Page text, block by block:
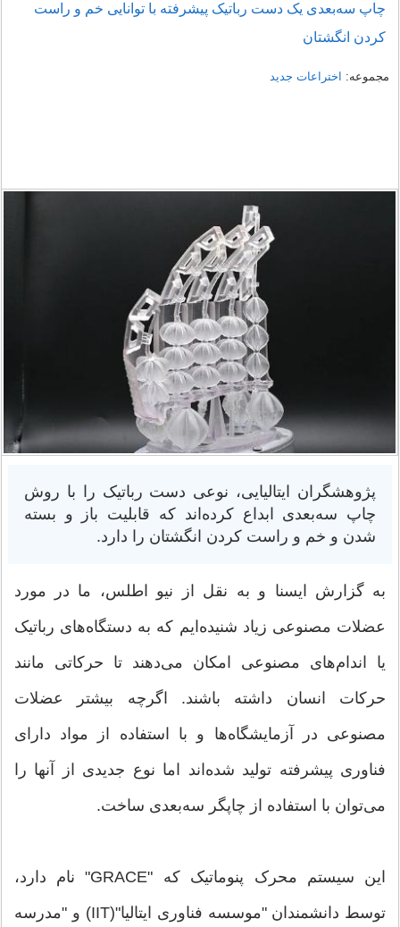
چاپ سه‌بعدی یک دست رباتیک پیشرفته با توانایی خم و راست
کردن انگشتان
مجموعه: اختراعات جدید
پژوهشگران ایتالیایی، نوعی دست رباتیک را با روش
چاپ سه‌بعدی ابداع کرده‌اند که قابلیت باز و بسته
شدن و خم و راست کردن انگشتان را دارد.
به گزارش ایسنا و به نقل از نیو اطلس، ما در مورد
عضلات مصنوعی زیاد شنیده‌ایم که به دستگاه‌های رباتیک
یا اندام‌های مصنوعی امکان می‌دهند تا حرکاتی ‌مانند
حرکات انسان داشته باشند. اگرچه بیشتر عضلات
مصنوعی در آزمایشگاه‌ها و با استفاده از مواد دارای
فناوری پیشرفته تولید شده‌اند اما نوع جدیدی از آنها را
می‌توان با استفاده از چاپگر سه‌بعدی ساخت.
این سیستم محرک پنوماتیک که "GRACE" نام دارد،
توسط دانشمندان "موسسه فناوری ایتالیا"(IIT) و "مدرسه